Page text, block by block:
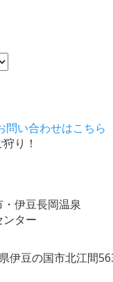
問い合わせはこちら
り！
伊豆長岡温泉
ター
伊豆の国市北江間